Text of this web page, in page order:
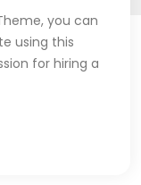
you can
using this
for hiring a